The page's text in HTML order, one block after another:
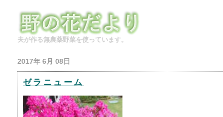
夫が作る無農薬野菜を使っています。
2017年 6月 08日
ゼラニューム